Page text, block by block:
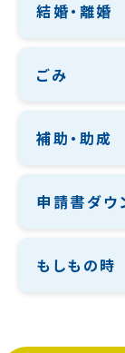
結婚・離婚
ごみ
補助・助成
申請書ダウ
もしもの時